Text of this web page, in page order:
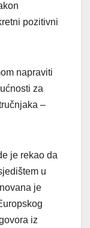
pozitivni
napraviti
za
–
je rekao da
u
je
iz